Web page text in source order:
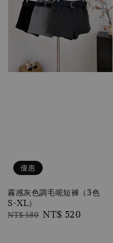
優惠
霧感灰色調毛呢短褲（3色
S-XL）
Regular
NT$ 580 Sale
NT$ 520